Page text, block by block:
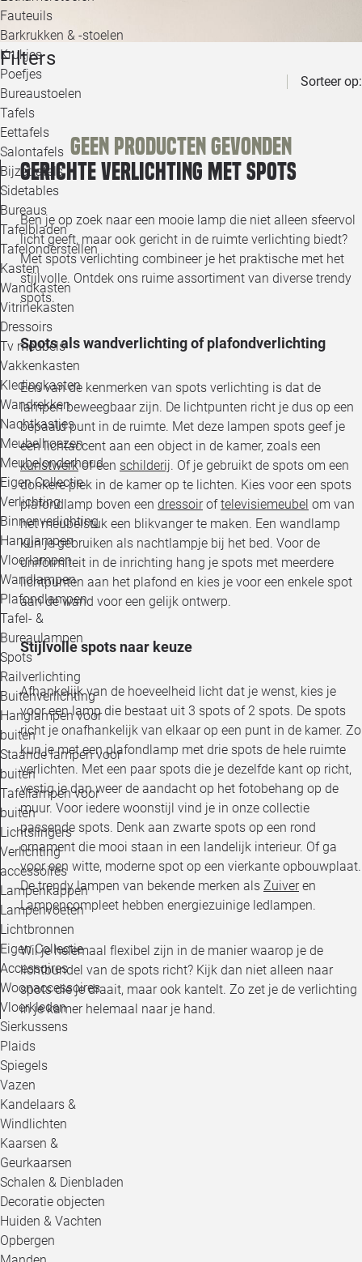
Fauteuils
Barkrukken & -stoelen
Krukjes
Poefjes
Bureaustoelen
Tafels
Eettafels
Salontafels
Bijzettafels
Sidetables
Bureaus
Tafelbladen
Tafelonderstellen
Kasten
Wandkasten
Vitrinekasten
Dressoirs
Tv meubels
Vakkenkasten
Kledingkasten
Wandrekken
Nachtkastjes
Meubelhoezen
Meubelonderhoud
Eigen Collectie
Verlichting
Binnenverlichting
Hanglampen
Vloerlampen
Wandlampen
Plafondlampen
Tafel- &
Bureaulampen
Spots
Railverlichting
Buitenverlichting
Hanglampen voor
buiten
Staande lampen voor
buiten
Tafellampen voor
buiten
Lichtslingers
Verlichting
accessoires
Lampenkappen
Lampenvoeten
Lichtbronnen
Eigen Collectie
Accessoires
Woonaccessoires
Vloerkleden
Sierkussens
Plaids
Spiegels
Vazen
Kandelaars &
Windlichten
Kaarsen &
Geurkaarsen
Schalen & Dienbladen
Decoratie objecten
Huiden & Vachten
Opbergen
Alle
Filters
Sorteer op:
Geen producten gevonden
Gerichte verlichting met spots
Ben je op zoek naar een mooie lamp die niet alleen sfeervol
licht geeft, maar ook gericht in de ruimte verlichting biedt?
Met spots verlichting combineer je het praktische met het
stijlvolle. Ontdek ons ruime assortiment van diverse trendy
spots.
Spots als wandverlichting of plafondverlichting
Een van de kenmerken van spots verlichting is dat de
lampen beweegbaar zijn. De lichtpunten richt je dus op een
bepaald punt in de ruimte. Met deze lampen spots geef je
een lichtaccent aan een object in de kamer, zoals een
kunstwerkof een schilderij. Of je gebruikt de spots om een
donkere plek in de kamer op te lichten. Kies voor een spots
plafondlamp boven een dressoiroftelevisiemeubel om van
het meubelstuk een blikvanger te maken. Een wandlamp
kun je gebruiken als nachtlampje bij het bed. Voor de
uniformiteit in de inrichting hang je spots met meerdere
lichtpunten aan het plafond en kies je voor een enkele spot
aan de wand voor een gelijk ontwerp.
Stijlvolle spots naar keuze
Afhankelijk van de hoeveelheid licht dat je wenst, kies je
voor een lamp die bestaat uit 3 spots of 2 spots. De spots
richt je onafhankelijk van elkaar op een punt in de kamer. Zo
kun je met een plafondlamp met drie spots de hele ruimte
verlichten. Met een paar spots die je dezelfde kant op richt,
vestig je dan weer de aandacht op het fotobehang op de
muur. Voor iedere woonstijl vind je in onze collectie
passende spots. Denk aan zwarte spots op een rond
ornament die mooi staan in een landelijk interieur. Of ga
voor een witte, moderne spot op een vierkante opbouwplaat.
De trendy lampen van bekende merken als Zuiveren
Lampencompleet hebben energiezuinige ledlampen.
Wil je helemaal flexibel zijn in de manier waarop je de
lichtbundel van de spots richt? Kijk dan niet alleen naar
spots die je draait, maar ook kantelt. Zo zet je de verlichting
in je kamer helemaal naar je hand.